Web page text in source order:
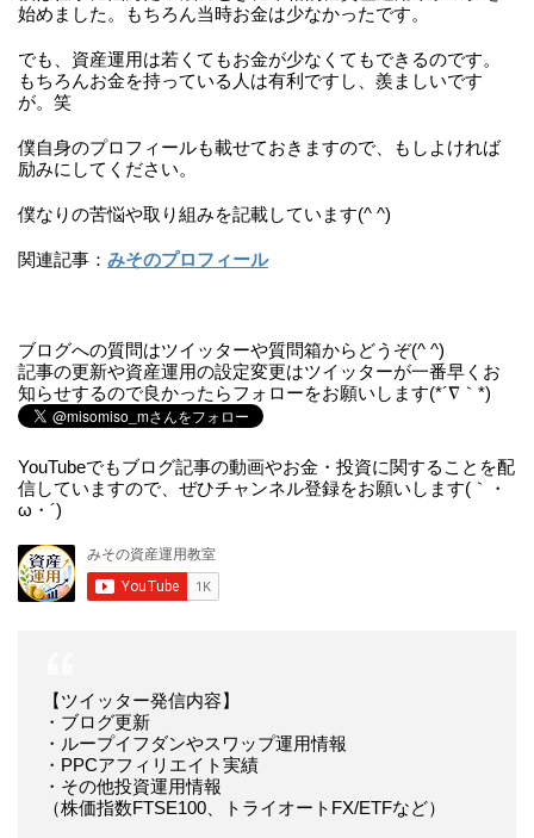
始めました。もちろん当時お金は少なかったです。
でも、資産運用は若くてもお金が少なくてもできるのです。
もちろんお金を持っている人は有利ですし、羨ましいです
が。笑
僕自身のプロフィールも載せておきますので、もしよければ
励みにしてください。
僕なりの苦悩や取り組みを記載しています(^ ^)
関連記事： みそのプロフィール
ブログへの質問はツイッターや質問箱からどうぞ(^ ^)
記事の更新や資産運用の設定変更はツイッターが一番早くお
知らせするので良かったらフォローをお願いします(*´∇｀*)
YouTubeでもブログ記事の動画やお金・投資に関することを配
信していますので、ぜひチャンネル登録をお願いします(｀・
ω・´)
【ツイッター発信内容】
・ブログ更新
・ループイフダンやスワップ運用情報
・PPCアフィリエイト実績
・その他投資運用情報
（株価指数FTSE100、トライオートFX/ETFなど）